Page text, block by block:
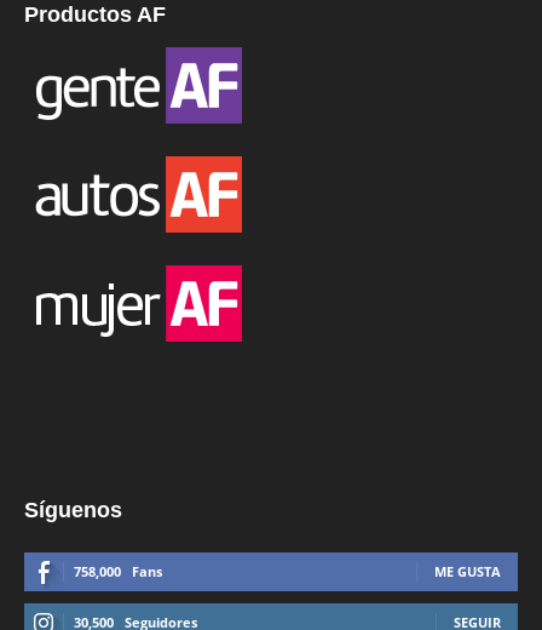
Productos AF
Síguenos
758,000 Fans ME GUSTA
30,500 Seguidores SEGUIR